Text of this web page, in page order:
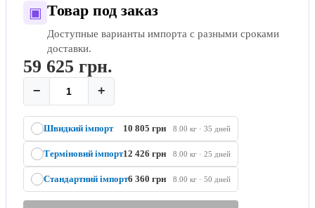
▣ Товар под заказ
Доступные варианты импорта с разными сроками
доставки.
59 625 грн.
− +
Швидкий імпорт 10 805 грн 8.00 кг · 35 дней
Терміновий імпорт12 426 грн 8.00 кг · 25 дней
Стандартний імпорт6 360 грн 8.00 кг · 50 дней